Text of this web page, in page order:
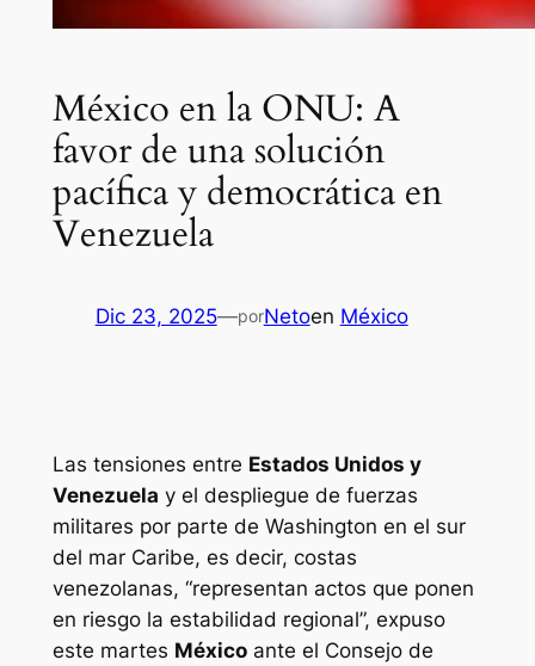
México en la ONU: A
favor de una solución
pacífica y democrática en
Venezuela
Dic 23, 2025—porNetoen México
Las tensiones entre Estados Unidos y
Venezuela y el despliegue de fuerzas
militares por parte de Washington en el sur
del mar Caribe, es decir, costas
venezolanas, “representan actos que ponen
en riesgo la estabilidad regional”, expuso
este martes Méxicoante el Consejo de